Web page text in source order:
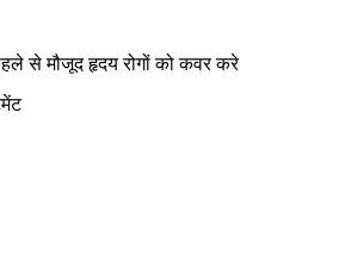
से मौजूद हृदय रोगों को कवर करे